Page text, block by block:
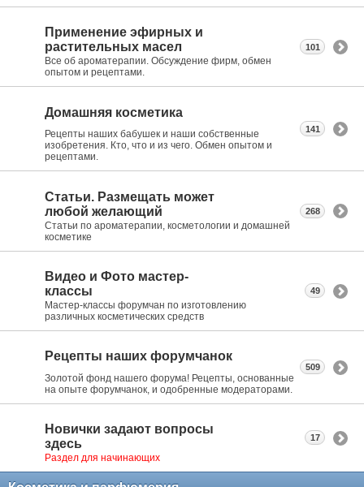
Применение эфирных и
растительных масел
Все об ароматерапии. Обсуждение фирм, обмен
опытом и рецептами.
101
Домашняя косметика
Рецепты наших бабушек и наши собственные
изобретения. Кто, что и из чего. Обмен опытом и
рецептами.
141
Статьи. Размещать может
любой желающий
Статьи по ароматерапии, косметологии и домашней
косметике
268
Видео и Фото мастер-
классы
Мастер-классы форумчан по изготовлению
различных косметических средств
49
Рецепты наших форумчанок
Золотой фонд нашего форума! Рецепты, основанные
на опыте форумчанок, и одобренные модераторами.
509
Новички задают вопросы
здесь
Раздел для начинающих
17